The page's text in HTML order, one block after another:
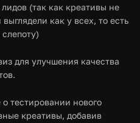
(так как креативы не
как у всех, то есть
для улучшения качества
тестировании нового
креативы, добавив